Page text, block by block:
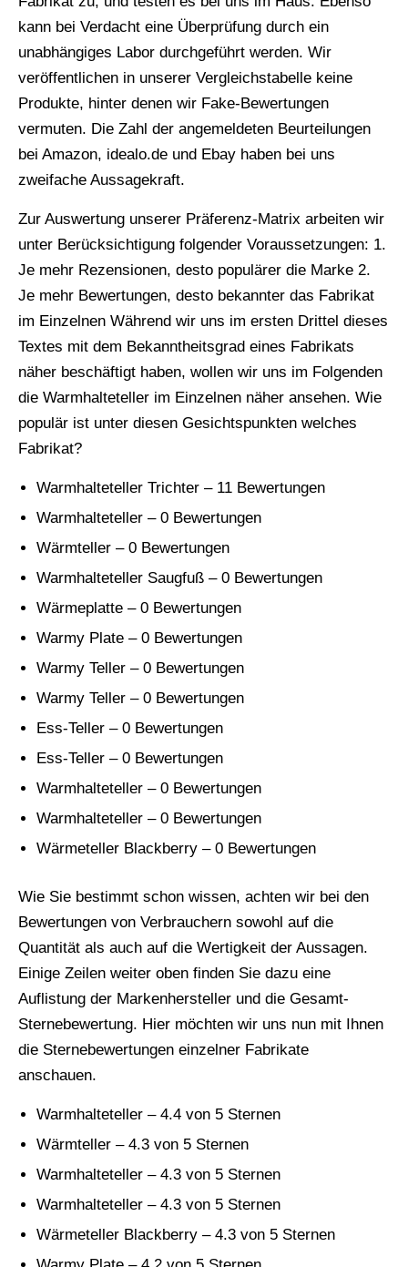
kann bei Verdacht eine Überprüfung durch ein
unabhängiges Labor durchgeführt werden. Wir
veröffentlichen in unserer Vergleichstabelle keine
Produkte, hinter denen wir Fake-Bewertungen
vermuten. Die Zahl der angemeldeten Beurteilungen
bei Amazon, idealo.de und Ebay haben bei uns
zweifache Aussagekraft.
Zur Auswertung unserer Präferenz-Matrix arbeiten wir
unter Berücksichtigung folgender Voraussetzungen: 1.
Je mehr Rezensionen, desto populärer die Marke 2.
Je mehr Bewertungen, desto bekannter das Fabrikat
im Einzelnen Während wir uns im ersten Drittel dieses
Textes mit dem Bekanntheitsgrad eines Fabrikats
näher beschäftigt haben, wollen wir uns im Folgenden
die Warmhalteteller im Einzelnen näher ansehen. Wie
populär ist unter diesen Gesichtspunkten welches
Fabrikat?
Warmhalteteller Trichter – 11 Bewertungen
Warmhalteteller – 0 Bewertungen
Wärmteller – 0 Bewertungen
Warmhalteteller Saugfuß – 0 Bewertungen
Wärmeplatte – 0 Bewertungen
Warmy Plate – 0 Bewertungen
Warmy Teller – 0 Bewertungen
Warmy Teller – 0 Bewertungen
Ess-Teller – 0 Bewertungen
Ess-Teller – 0 Bewertungen
Warmhalteteller – 0 Bewertungen
Warmhalteteller – 0 Bewertungen
Wärmeteller Blackberry – 0 Bewertungen
Wie Sie bestimmt schon wissen, achten wir bei den
Bewertungen von Verbrauchern sowohl auf die
Quantität als auch auf die Wertigkeit der Aussagen.
Einige Zeilen weiter oben finden Sie dazu eine
Auflistung der Markenhersteller und die Gesamt-
Sternebewertung. Hier möchten wir uns nun mit Ihnen
die Sternebewertungen einzelner Fabrikate
anschauen.
Warmhalteteller – 4.4 von 5 Sternen
Wärmteller – 4.3 von 5 Sternen
Warmhalteteller – 4.3 von 5 Sternen
Warmhalteteller – 4.3 von 5 Sternen
Wärmeteller Blackberry – 4.3 von 5 Sternen